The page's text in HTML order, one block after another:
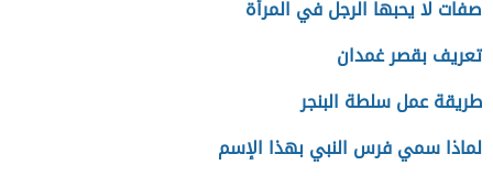
صفات لا يحبها الرجل في المرأة
تعريف بقصر غمدان
طريقة عمل سلطة البنجر
لماذا سمي فرس النبي بهذا الإسم